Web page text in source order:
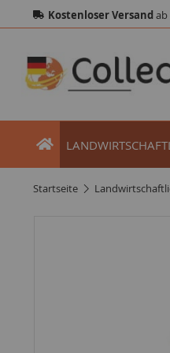
Kostenloser Versandab
startseite